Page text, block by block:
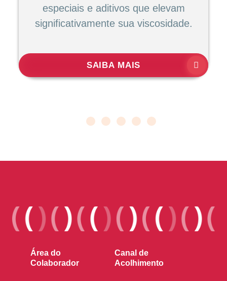
especiais e aditivos que elevam
significativamente sua viscosidade.
SAIBA MAIS
Área do
Colaborador
Canal de
Acolhimento